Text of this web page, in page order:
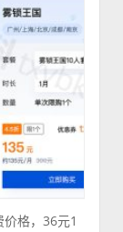
格，36元1